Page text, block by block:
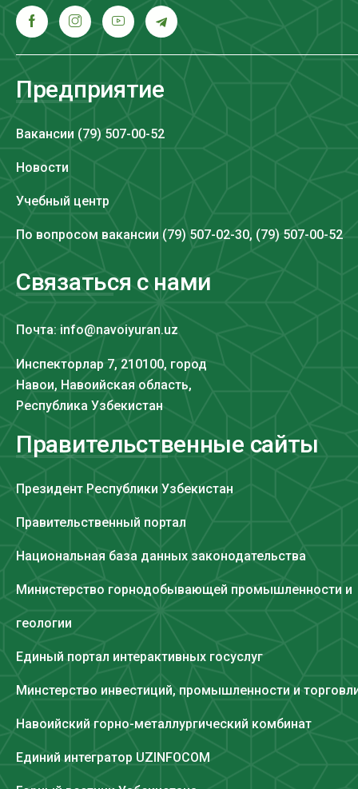
Предприятие
Вакансии (79) 507-00-52
Новости
Учебный центр
По вопросом вакансии (79) 507-02-30, (79) 507-00-52
Связаться с нами
Почта: info@navoiyuran.uz
Инспекторлар 7, 210100, город
Навои, Навоийская область,
Республика Узбекистан
Правительственные сайты
Президент Республики Узбекистан
Правительственный портал
Национальная база данных законодательства
Министерство горнодобывающей промышленности и
геологии
Единый портал интерактивных госуслуг
Минстерство инвестиций, промышленности и
Навоийский горно-металлургический комбинат
Единий интегратор UZINFOCOM